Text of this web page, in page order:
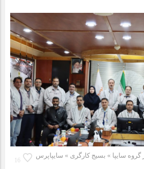
آزادسازی خرمشهر در شرکت پارس خودرو
آزادسازی خرمشهر در نمازخانه فاطمیه
در بزرگترین مسابقات گل کوچک جهان شرکت
گروه سایپا » بسیج کارگری » سایپاپرس
16